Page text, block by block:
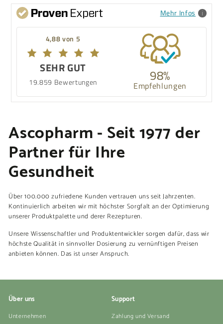
Mehr Infos
4,88 von 5
SEHR GUT
19.859 Bewertungen 98%
Empfehlungen
Ascopharm - Seit 1977 der
Partner für Ihre
Gesundheit
Über 100.000 zufriedene Kunden vertrauen uns seit Jahrzenten.
Kontinuierlich arbeiten wir mit höchster Sorgfalt an der Optimierung
unserer Produktpalette und derer Rezepturen.
Unsere Wissenschaftler und Produktentwickler sorgen dafür, dass wir
höchste Qualität in sinnvoller Dosierung zu vernünftigen Preisen
anbieten können. Das ist unser Anspruch.
Über uns
Unternehmen
Support
Zahlung und Versand